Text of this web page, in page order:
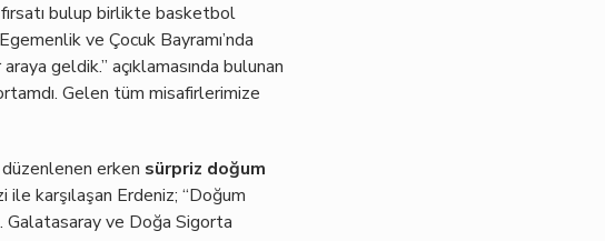
fırsatı bulup birlikte basketbol
ve Çocuk Bayramı’nda
geldik.” açıklamasında bulunan
Gelen tüm misafirlerimize
erken sürpriz doğum
ile karşılaşan Erdeniz; “Doğum
Galatasaray ve Doğa Sigorta